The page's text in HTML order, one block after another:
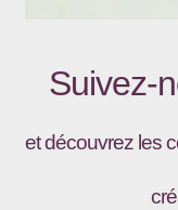
Suivez-
et découvrez les